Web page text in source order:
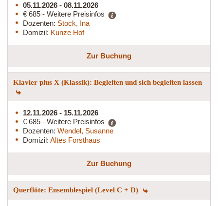
05.11.2026 - 08.11.2026
€ 685 - Weitere Preisinfos
Dozenten: Stock, Ina
Domizil: Kunze Hof
Zur Buchung
Klavier plus X (Klassik): Begleiten und sich begleiten lassen
12.11.2026 - 15.11.2026
€ 685 - Weitere Preisinfos
Dozenten: Wendel, Susanne
Domizil: Altes Forsthaus
Zur Buchung
Querflöte: Ensemblespiel (Level C + D)